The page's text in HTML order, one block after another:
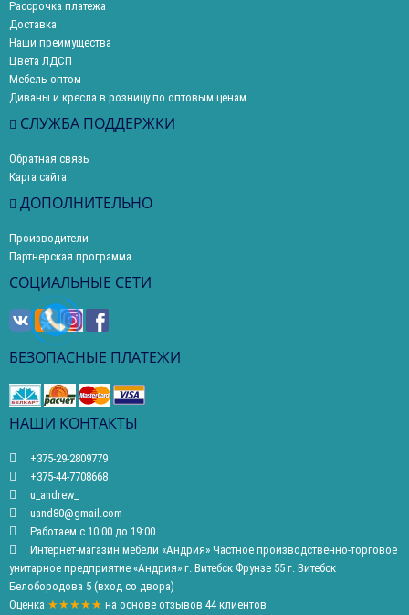
Рассрочка платежа
Доставка
Наши преимущества
Цвета ЛДСП
Мебель оптом
Диваны и кресла в розницу по оптовым ценам
СЛУЖБА ПОДДЕРЖКИ
Обратная связь
Карта сайта
ДОПОЛНИТЕЛЬНО
Производители
Партнерская программа
СОЦИАЛЬНЫЕ СЕТИ
БЕЗОПАСНЫЕ ПЛАТЕЖИ
НАШИ КОНТАКТЫ
+375-29-2809779
+375-44-7708668
u_andrew_
uand80@gmail.com
Работаем с 10:00 до 19:00
Интернет-магазин мебели «Андрия» Частное производственно-торговое
унитарное предприятие «Андрия» г. Витебск Фрунзе 55 г. Витебск
Белобородова 5 (вход со двора)
Оценка ★★★★★ на основе отзывов 44 клиентов